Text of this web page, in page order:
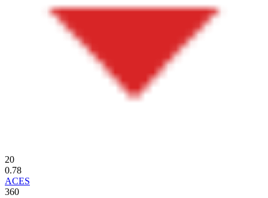
20
0.78
ACES
360